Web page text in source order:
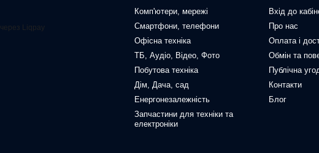
Комп'ютери, мережі
Смартфони, телефони
Офісна техніка
ТБ, Аудіо, Відео, Фото
Побутова техніка
Дім, Дача, сад
Енергонезалежність
Запчастини для техніки та
електроніки
Вхід до
Про нас
Оплата і
Обмін та
Публічна
Контакти
Блог